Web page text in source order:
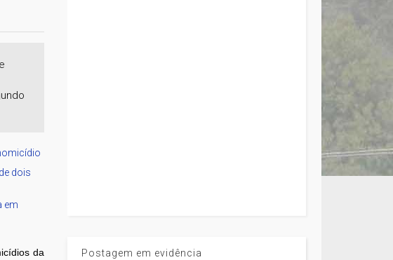
dois
em
da
Postagem em evidência